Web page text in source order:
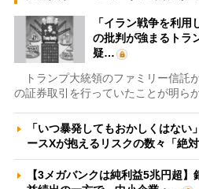
「イラン戦争を利
の批判が強まるトラ
疑…
トランプ大統領のファミリー信託
の証券取引を行っていたことが明ら
「いつ暴発してもおかしくはな
ースXが抱えるリスクの数々「絶
【3メガバンクは純利益5兆円超